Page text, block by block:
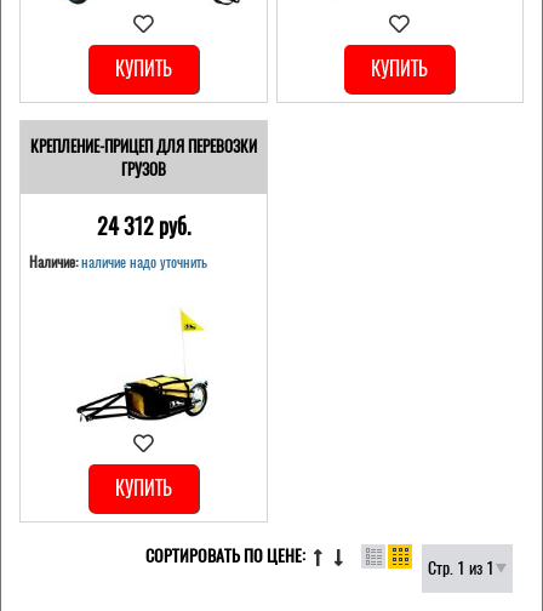
КУПИТЬ КУПИТЬ
КРЕПЛЕНИЕ-ПРИЦЕП ДЛЯ ПЕРЕВОЗКИ
ГРУЗОВ
24 312 pуб.
Наличие:наличие надо уточнить
КУПИТЬ
Стр. 1 из 1
СОРТИРОВАТЬ ПО ЦЕНЕ: